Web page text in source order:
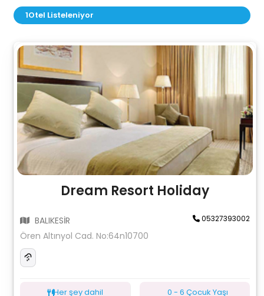
1Otel Listeleniyor
Dream Resort Holiday
BALIKESİR 05327393002
Ören Altınyol Cad. No:64n10700
Her şey dahil 0 - 6 Çocuk Yaşı